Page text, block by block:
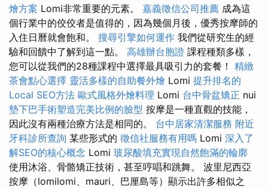
燴方案 Lomi非常重要的元素。 嘉義徵信公司推薦 成為這
個行業中的佼佼者是值得的，因為幾個月後，優秀按摩師的
入住日曆就會飽和。 搜尋引擎如何運作 我們從研究生的經
驗和回饋中了解到這一點。 高雄辦台胞證 課程種類多樣，
您可以從我們的28種課程中選擇最具吸引力的套餐！ 精緻
茶會點心選擇 靈活多樣的自助餐外燴 Lomi 提升排名的
Local SEO方法 歐式風格外燴料理 Lomi 台中骨盆矯正 nui
墊下巴手術塑造完美比例的臉型 按摩是一種直觀的技能，
因此沒有兩種治療方法是相同的。 台中居家清潔服務 附近
牙科診所查詢 某些形式的 徵信社服務有用嗎 Lomi 深入了
解SEO的核心概念 Lomi 玻尿酸填充實現自然飽滿的輪廓
使用沐浴、骨骼矯正技術，甚至哼唱和跳舞。 波里尼西亞
按摩（lomilomi、mauri、巴厘島等）顯示出許多相似之